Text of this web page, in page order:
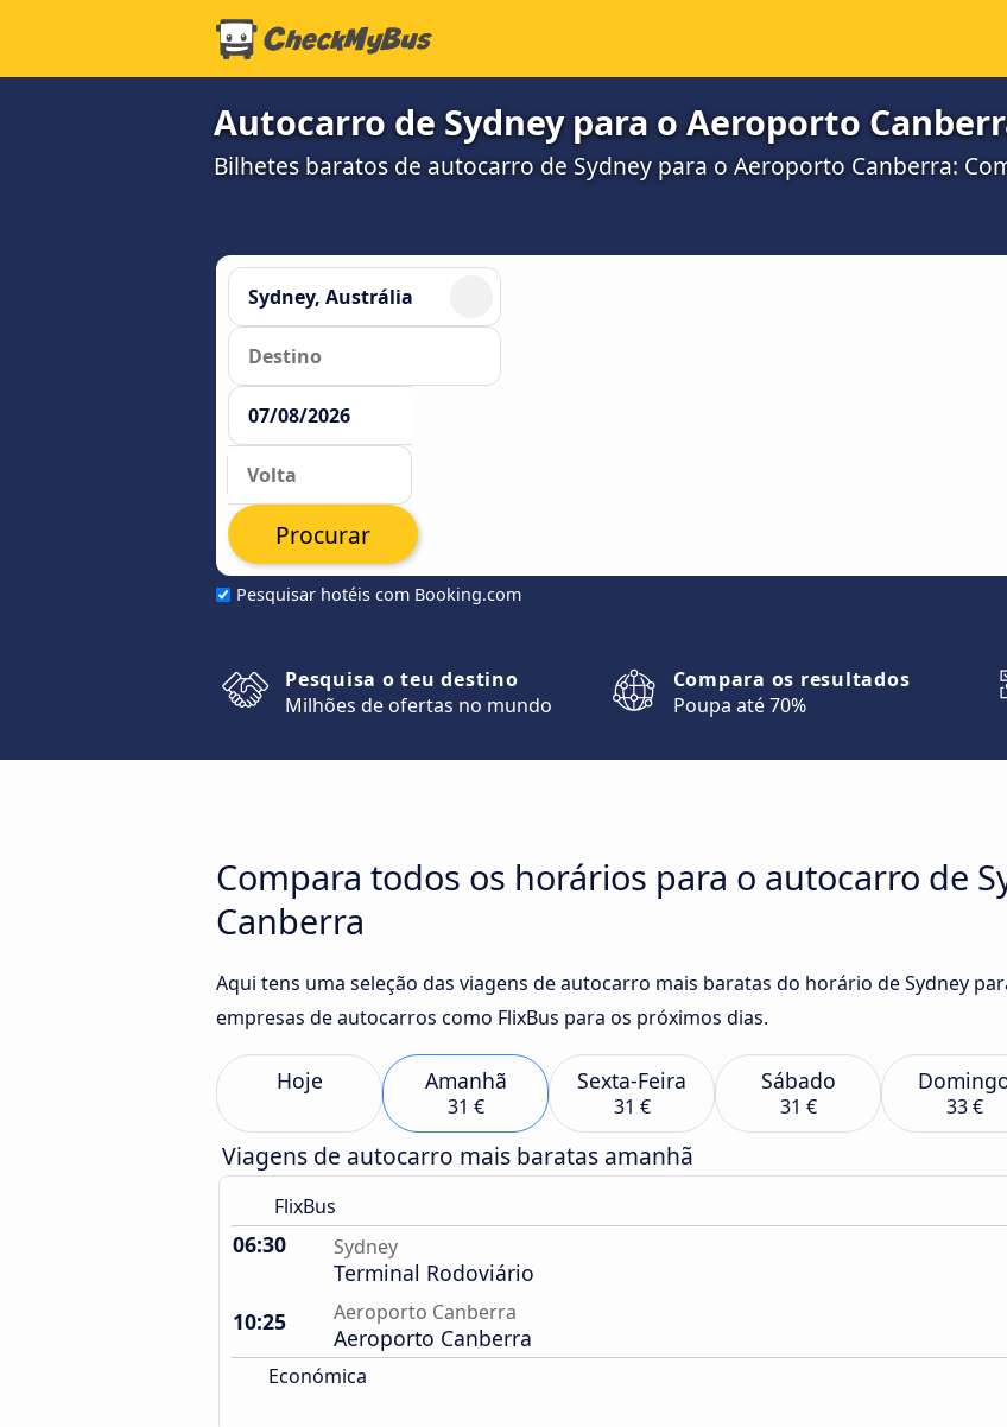
Autocarro de Sydney para o Aeroporto
Bilhetes baratos de autocarro de Sydney para o Aeroporto Canberra:
Pesquisar hotéis com Booking.com
Procurar
Pesquisa o teu destino
Milhões de ofertas no mundo
Compara os resultados
Poupa até 70%
Compara todos os horários para o autocarro de
Canberra
Aqui tens uma seleção das viagens de autocarro mais baratas do horário de Sydney
empresas de autocarros como FlixBus para os próximos dias.
Hoje Amanhã
31 €
Sexta-Feira
31 €
Sábado
31 € 33 €
Viagens de autocarro mais baratas amanhã
FlixBus
06:30 Sydney
Terminal Rodoviário
10:25
Aeroporto Canberra
Aeroporto Canberra
Económica